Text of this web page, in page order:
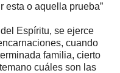
esta o aquella prueba”
Espíritu, se ejerce
cuando
familia, cierto
cuáles son las